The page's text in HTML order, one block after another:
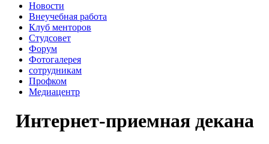
Новости
Внеучебная работа
Клуб менторов
Студсовет
Форум
Фотогалерея
сотрудникам
Профком
Медиацентр
Интернет-приемная декана